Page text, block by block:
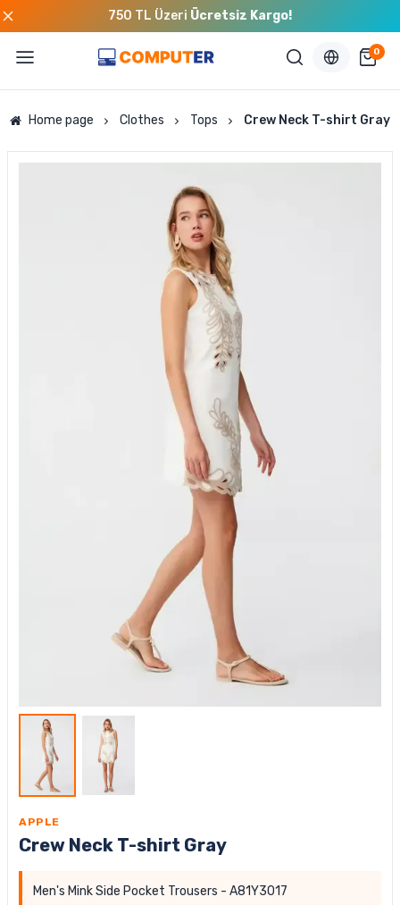
750 TL Üzeri Ücretsiz Kargo!
0
Home page Clothes Tops Crew Neck T-shirt Gray
APPLE
Crew Neck T-shirt Gray
Men's Mink Side Pocket Trousers - A81Y3017